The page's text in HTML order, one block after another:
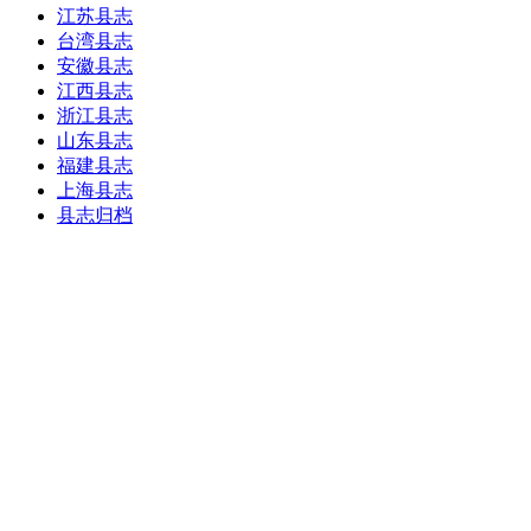
江苏县志
台湾县志
安徽县志
江西县志
浙江县志
山东县志
福建县志
上海县志
县志归档